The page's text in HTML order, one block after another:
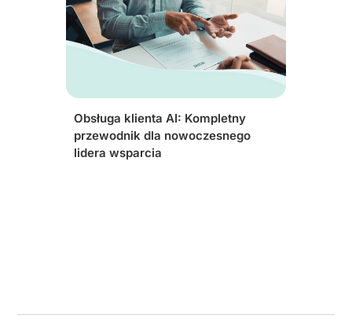
Obsługa klienta AI: Kompletny
przewodnik dla nowoczesnego
lidera wsparcia